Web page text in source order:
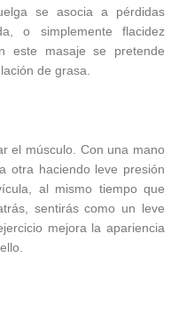
se asocia a pérdidas
o simplemente flacidez
este masaje se pretende
de grasa.
el músculo. Con una mano
otra haciendo leve presión
al mismo tiempo que
sentirás como un leve
mejora la apariencia